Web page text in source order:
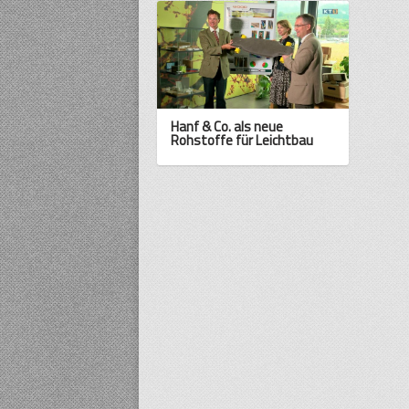
Hanf & Co. als neue
Rohstoffe für Leichtbau